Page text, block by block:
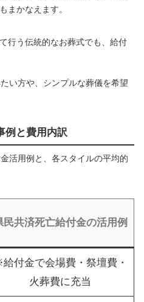
まかなえます。
行う伝統的なお葬式でも、給付
い方や、シンプルな葬儀を希望
例と費用内訳
活用例と、各スタイルの平均的
民共済死亡給付金の活用例
付金で会場費・祭壇費・
火葬費に充当